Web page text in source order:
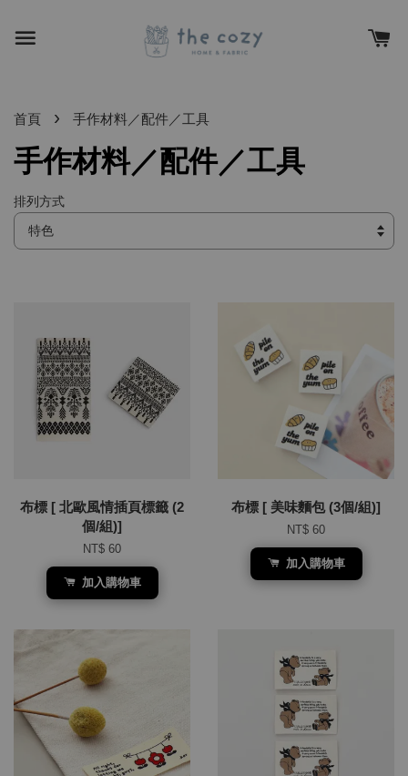
首頁 › 手作材料／配件／工具
手作材料／配件／工具
排列方式
布標 [ 北歐風情插頁標籤 (2
個/組)]
NT$ 60
加入購物車
布標 [ 美味麵包 (3個/組)]
NT$ 60
加入購物車